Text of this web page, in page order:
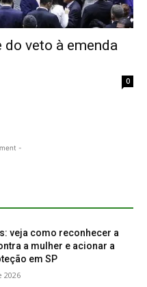
veto à emenda
0
-
veja como reconhecer a
a mulher e acionar a
em SP
2026